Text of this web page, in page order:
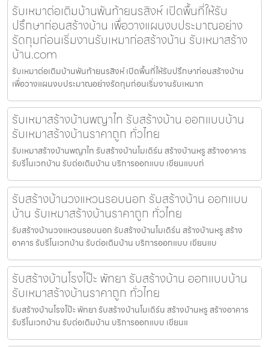
รับเหมาต่อเติมบ้านพันท้ายนรสิงห์ เปิดพื้นที่ให้รับ
ปรึกษาก่อนสร้างบ้าน เพื่อวางแผนงบประมาณอย่าง
รัดกุมก่อนเริ่มงานรับเหมาก่อสร้างบ้าน รับเหมาสร้าง
บ้าน.com
รับเหมาต่อเติมบ้านพันท้ายนรสิงห์ เปิดพื้นที่ให้รับปรึกษาก่อนสร้างบ้าน
เพื่อวางแผนงบประมาณอย่างรัดกุมก่อนเริ่มงานรับเหมาก
รับเหมาสร้างบ้านพญาไท รับสร้างบ้าน ออกแบบบ้าน
รับเหมาสร้างบ้านราคาถูก ทั่วไทย
รับเหมาสร้างบ้านพญาไท รับสร้างบ้านโมเดิร์น สร้างบ้านหรู สร้างอาคาร
รับรีโนเวทบ้าน รับต่อเติมบ้าน บริการออกแบบ เขียนแบบก่
รับสร้างบ้านวงแหวนรอบนอก รับสร้างบ้าน ออกแบบ
บ้าน รับเหมาสร้างบ้านราคาถูก ทั่วไทย
รับสร้างบ้านวงแหวนรอบนอก รับสร้างบ้านโมเดิร์น สร้างบ้านหรู สร้าง
อาคาร รับรีโนเวทบ้าน รับต่อเติมบ้าน บริการออกแบบ เขียนแบ
รับสร้างบ้านโรงโป๊ะ พัทยา รับสร้างบ้าน ออกแบบบ้าน
รับเหมาสร้างบ้านราคาถูก ทั่วไทย
รับสร้างบ้านโรงโป๊ะ พัทยา รับสร้างบ้านโมเดิร์น สร้างบ้านหรู สร้างอาคาร
รับรีโนเวทบ้าน รับต่อเติมบ้าน บริการออกแบบ เขียนแ